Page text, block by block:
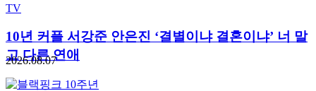
TV
10년 커플 서강준 안은진 ‘결별이냐 결혼이냐’ 너 말
고 다른 연애
2026.08.07